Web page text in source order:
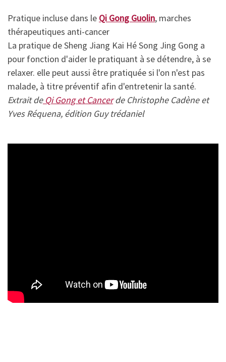
Pratique incluse dans le Qi Gong Guolin, marches
thérapeutiques anti-cancer
La pratique de Sheng Jiang Kai Hé Song Jing Gong a
pour fonction d'aider le pratiquant à se détendre, à se
relaxer. elle peut aussi être pratiquée si l'on n'est pas
malade, à titre préventif afin d'entretenir la santé.
Extrait deQi Gong et Cancerde Christophe Cadène et
Yves Réquena, édition Guy trédaniel